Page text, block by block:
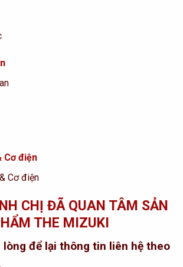
Cơ điện
CHỊ ĐÃ QUAN TÂM SẢN
THE MIZUKI
lòng để lại thông tin liên hệ theo